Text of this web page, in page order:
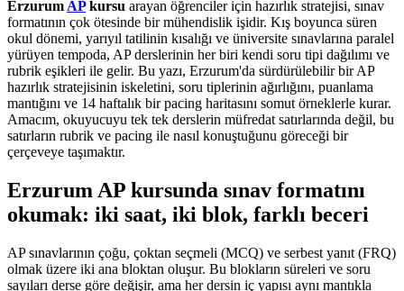
Erzurum APkursu arayan öğrenciler için hazırlık stratejisi, sınav
formatının çok ötesinde bir mühendislik işidir. Kış boyunca süren
okul dönemi, yarıyıl tatilinin kısalığı ve üniversite sınavlarına paralel
yürüyen tempoda, AP derslerinin her biri kendi soru tipi dağılımı ve
rubrik eşikleri ile gelir. Bu yazı, Erzurum'da sürdürülebilir bir AP
hazırlık stratejisinin iskeletini, soru tiplerinin ağırlığını, puanlama
mantığını ve 14 haftalık bir pacing haritasını somut örneklerle kurar.
Amacım, okuyucuyu tek tek derslerin müfredat satırlarında değil, bu
satırların rubrik ve pacing ile nasıl konuştuğunu göreceği bir
çerçeveye taşımaktır.
Erzurum AP kursunda sınav formatını
okumak: iki saat, iki blok, farklı beceri
AP sınavlarının çoğu, çoktan seçmeli (MCQ) ve serbest yanıt (FRQ)
olmak üzere iki ana bloktan oluşur. Bu blokların süreleri ve soru
sayıları derse göre değişir, ama her dersin iç yapısı aynı mantıkla